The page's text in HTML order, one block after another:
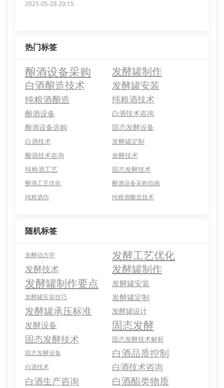
2025-05-28 20:15
热门标签
酿酒设备采购
发酵罐制作
白酒酿造技术
发酵罐安装
纯粮酒酿造 纯粮酒技术
酿酒设备
白酒技术咨询
酿酒设备选购
固态发酵设备
白酒技术
发酵罐定制
酿酒技术咨询
发酵技术
纯粮酒工艺
固态发酵技术
酿酒工艺优化
酿酒设备采购指南
纯粮酒坊
纯粮酒酿造技术
随机标签
发酵动力学 发酵工艺优化
发酵技术 发酵罐制作
发酵罐制作要点 发酵罐安装
发酵罐安装技巧 发酵罐定制
发酵罐承压标准 发酵罐设计
发酵设备 固态发酵
固态发酵技术 固态发酵技术解析
固态发酵设备 白酒品质控制
白酒技术 白酒技术咨询
白酒生产咨询 白酒酯类物质